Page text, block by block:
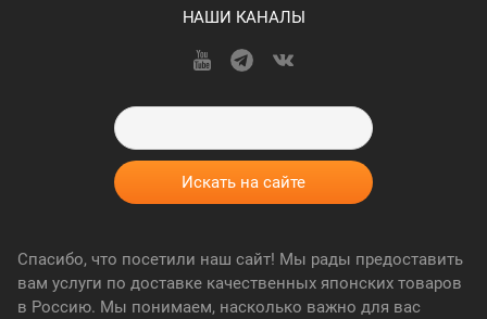
НАШИ КАНАЛЫ
Спасибо, что посетили наш сайт! Мы рады предоставить
вам услуги по доставке качественных японских товаров
в Россию. Мы понимаем, насколько важно для вас